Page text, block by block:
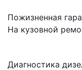
Пожизненная
На кузовной
Диагностика